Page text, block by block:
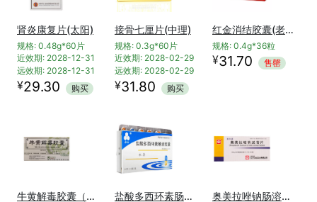
肾炎康复片(太阳)
规格: 0.48g*60片
近效期: 2028-12-31
远效期: 2028-12-31
¥29.30 购买
接骨七厘片(中理)
规格: 0.3g*60片
近效期: 2028-02-29
远效期: 2028-02-29
¥31.80 购买
红金消结胶囊(老方)
规格: 0.4g*36粒
¥31.70 售罄
牛黄解毒胶囊（丹博瑞） 盐酸多西环素肠溶胶囊(永喜) 奥美拉唑钠肠溶片（利韦廷）